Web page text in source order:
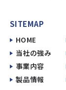
SITEMAP
HOME
当社の強み
事業内容
製品情報